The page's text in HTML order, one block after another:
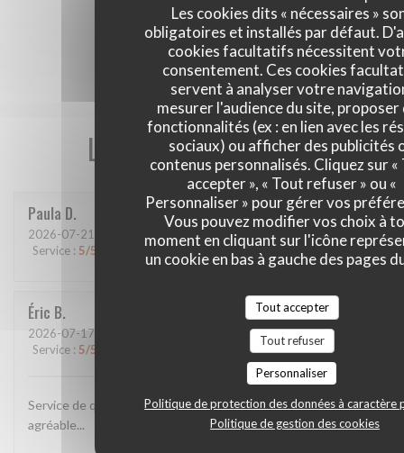
Les cookies dits « nécessaires »
obligatoires et installés par défaut.
cookies facultatifs nécessitent
consentement. Ces cookies
servent à analyser votre
mesurer l'audience du site, proposer
fonctionnalités (ex : en lien avec les
sociaux) ou afficher des publicités
contenus personnalisés. Cliquez sur «
accepter », « Tout refuser » ou «
Personnaliser » pour gérer vos
Vous pouvez modifier vos choix à
moment en cliquant sur l'icône
un cookie en bas à gauche des pages
Tout accepter
Tout refuser
Personnaliser
Politique de protection des données à caractère
Politique de gestion des cookies
Les avis de nos clients
Paula D
2026-07-21
- 20:00 - Couverts 4
Service : 5/5 Ambiance:5/5 Cuisine :4/5 Qualité / Prix: 5/5
Éric B
2026-07-17
Service : 5/5 /5 Qualité / Prix:5
Service de qualité et bonne cuisine Pizza généreuse. Cadre
agréable...